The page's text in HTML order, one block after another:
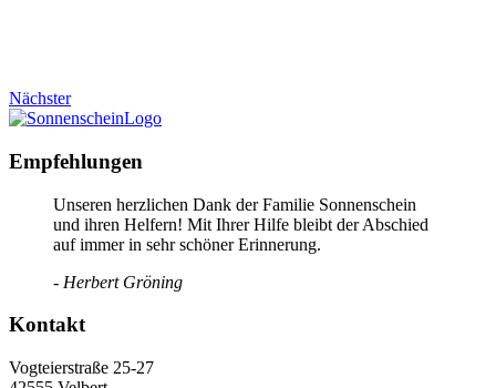
Nächster
Empfehlungen
Unseren herzlichen Dank der Familie Sonnenschein
und ihren Helfern! Mit Ihrer Hilfe bleibt der Abschied
auf immer in sehr schöner Erinnerung.
- Herbert Gröning
Kontakt
Vogteierstraße 25-27